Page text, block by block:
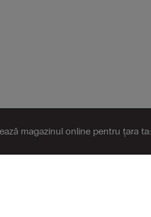
magazinul online pentru țara ta: